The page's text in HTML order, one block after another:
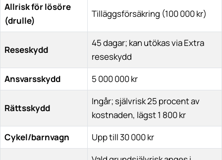
Allrisk för lösöre
(drulle)
Tilläggsförsäkring (100 000 kr)
Reseskydd
45 dagar; kan utökas via Extra
reseskydd
Ansvarsskydd
5 000 000 kr
Rättsskydd
Ingår; självrisk 25 procent av
kostnaden, lägst 1 800 kr
Cykel/barnvagn
Upp till 30 000 kr